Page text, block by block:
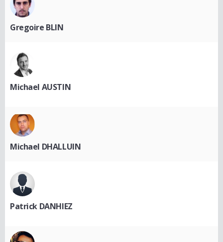
Gregoire BLIN
Michael AUSTIN
Michael DHALLUIN
Patrick DANHIEZ